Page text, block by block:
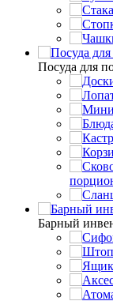
Посуда для
Барный